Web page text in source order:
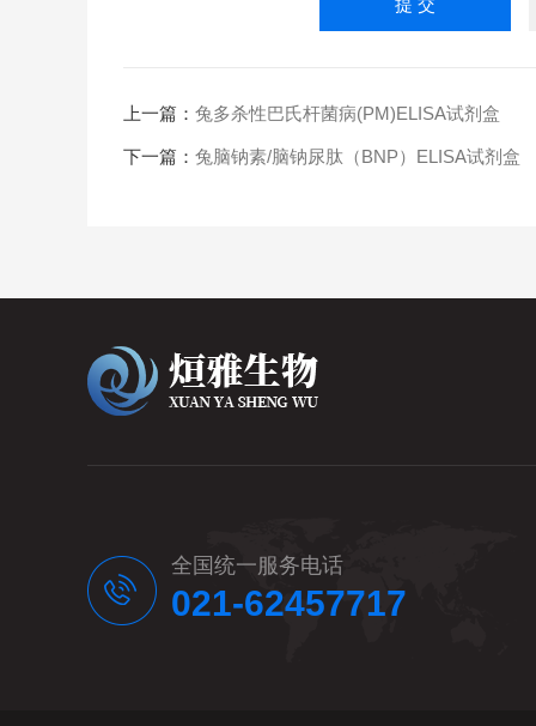
上一篇： 兔多杀性巴氏杆菌病(PM)ELISA试剂盒
下一篇： 兔脑钠素/脑钠尿肽（BNP）ELISA试剂盒
全国统一服务电话
021-62457717